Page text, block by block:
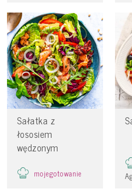
Sałatka z
łososiem
wędzonym
mojegotowanie